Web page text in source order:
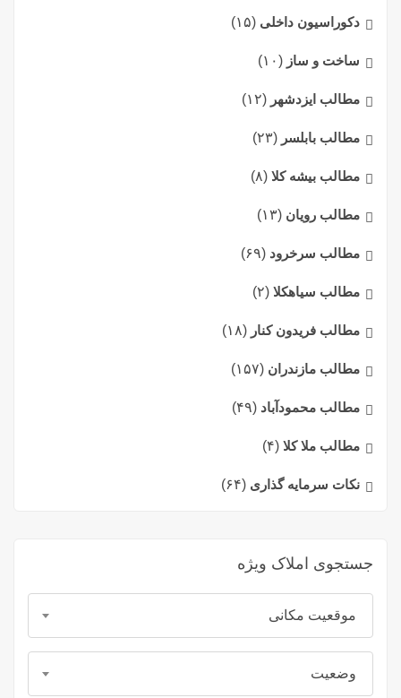
دکوراسیون داخلی (۱۵)
ساخت و ساز (۱۰)
مطالب ایزدشهر (۱۲)
مطالب بابلسر (۲۳)
مطالب بیشه کلا (۸)
مطالب رویان (۱۳)
مطالب سرخرود (۶۹)
مطالب سیاهکلا (۲)
مطالب فریدون کنار (۱۸)
مطالب مازندران (۱۵۷)
مطالب محمودآباد (۴۹)
مطالب ملا کلا (۴)
نکات سرمایه گذاری (۶۴)
جستجوی املاک ویژه
موقعیت مکانی
وضعیت